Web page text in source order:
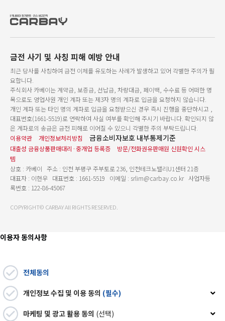
금전 사기 및 사칭 피해 예방 안내
최근 당사를 사칭하여 금전 이체를 유도하는 사례가 발생하고 있어 각별한 주의가 필
요합니다.
주식회사 카베이는 계약금, 보증금, 선납금, 차량대금, 페이백, 수수료 등 어떠한 명
목으로도 영업사원 개인 계좌 또는 제3자 명의 계좌로 입금을 요청하지 않습니다.
개인 계좌 또는 타인 명의 계좌로 입금을 요청받으신 경우 즉시 진행을 중단하시고 ,
대표번호(1661-5519)로 연락하여 사실 여부를 확인해 주시기 바랍니다. 확인되지 않
은 계좌로의 송금은 금전 피해로 이어질 수 있으니 각별한 주의 부탁드립니다.
이용약관
개인정보처리방침 금융소비자보호 내부통제기준
대출성 금융상품판매대리·중개업 등록증
방문/전화권유판매원 신원확인 시스
템
상호 : 카베이 주소 : 인천 부평구 주부토로 236, 인천테크노밸리U1센터 21층
대표자 : 이현우 대표번호 : 1661-5519 이메일 : srlim@carbay.co.kr 사업자등
록번호 : 122-86-45067
COPYRIGHT© CARBAY All RIGHTS RESERVED.
이용자 동의사항
전체동의
개인정보 수집 및 이용 동의 (필수)
(주)카베이는 카프로(car-pro.kr)에서 제공하는 장기렌트 리스 중개 서비스 이용
및 상담 신청 처리를 위해 아래 개인정보를 수집·이용합니다. 회사는 이용자와 협력
마케팅 및 광고 활용 동의 (선택)